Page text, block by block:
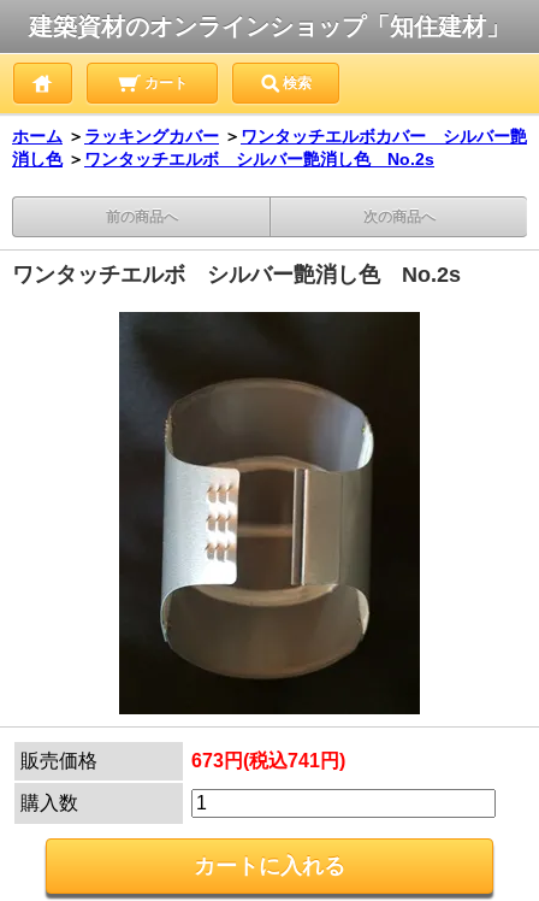
建築資材のオンラインショップ「知住建材」
カート 検索
ホーム ＞ ラッキングカバー ＞ ワンタッチエルボカバー シルバー艶
消し色 ＞ ワンタッチエルボ シルバー艶消し色 No.2s
前の商品へ 次の商品へ
ワンタッチエルボ シルバー艶消し色 No.2s
販売価格 673円(税込741円)
購入数